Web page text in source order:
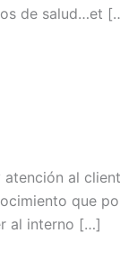
de salud…et
al
que
al interno […]